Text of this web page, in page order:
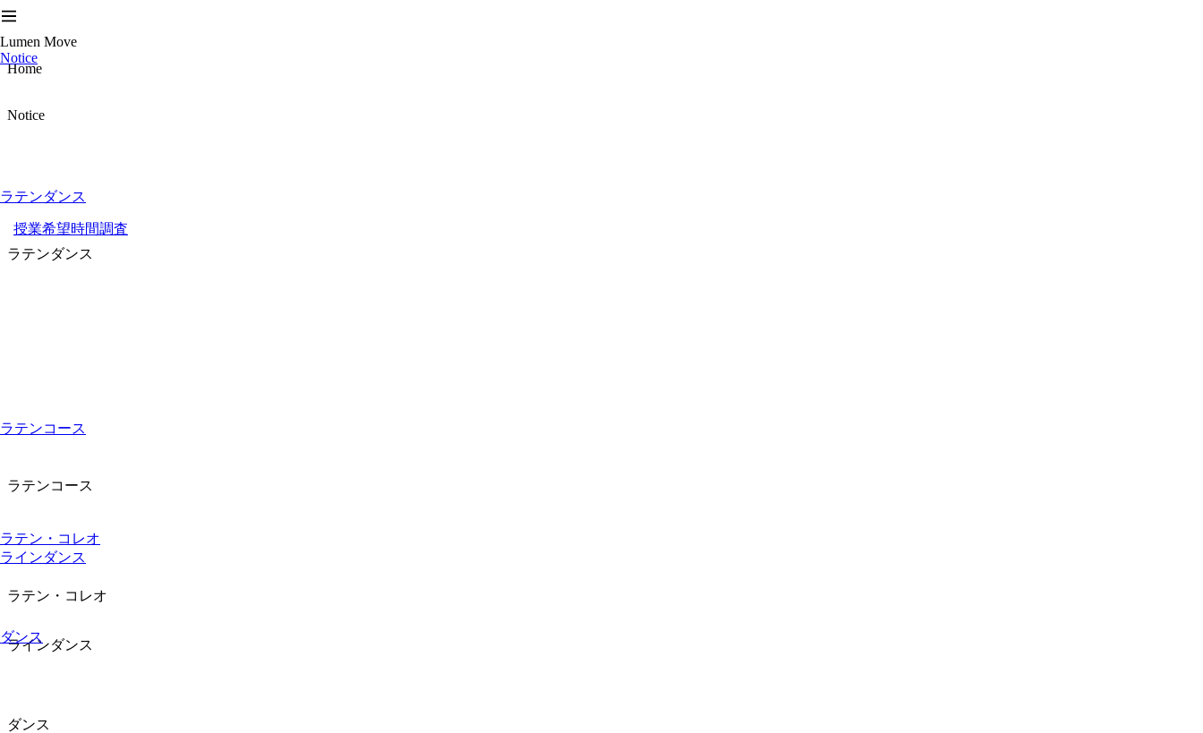
Lumen Move
Notice
ラテンダンス
ラテンコース
ラテン・コレオ
ラインダンス
ダンス
Home
Notice
授業希望時間調査
ラテンダンス
ラテンコース
ラテン・コレオ
ラインダンス
ダンス